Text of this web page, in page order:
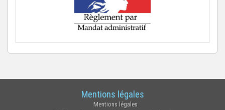
Mentions légales
Mentions légales